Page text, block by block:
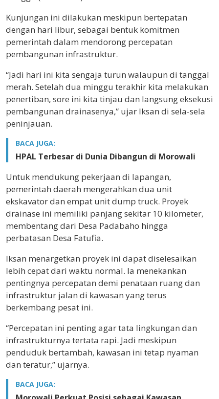
Kunjungan ini dilakukan meskipun bertepatan
dengan hari libur, sebagai bentuk komitmen
pemerintah dalam mendorong percepatan
pembangunan infrastruktur.
“Jadi hari ini kita sengaja turun walaupun di tanggal
merah. Setelah dua minggu terakhir kita melakukan
penertiban, sore ini kita tinjau dan langsung eksekusi
pembangunan drainasenya,” ujar Iksan di sela-sela
peninjauan.
BACA JUGA:
HPAL Terbesar di Dunia Dibangun di Morowali
Untuk mendukung pekerjaan di lapangan,
pemerintah daerah mengerahkan dua unit
ekskavator dan empat unit dump truck. Proyek
drainase ini memiliki panjang sekitar 10 kilometer,
membentang dari Desa Padabaho hingga
perbatasan Desa Fatufia.
Iksan menargetkan proyek ini dapat diselesaikan
lebih cepat dari waktu normal. Ia menekankan
pentingnya percepatan demi penataan ruang dan
infrastruktur jalan di kawasan yang terus
berkembang pesat ini.
“Percepatan ini penting agar tata lingkungan dan
infrastrukturnya tertata rapi. Jadi meskipun
penduduk bertambah, kawasan ini tetap nyaman
dan teratur,” ujarnya.
BACA JUGA: